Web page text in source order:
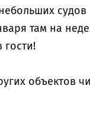
там на
гости!
объектов